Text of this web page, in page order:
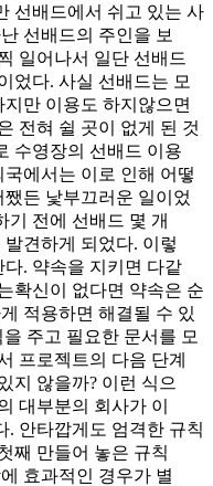
선배드에서 쉬고 있는 사
선배드의 주인을 보
일어나서 일단 선배드
었다. 사실 선배드는 모
만 이용도 하지않으면
전혀 쉴 곳이 없게 된 것
수영장의 선배드 이용
에서는 이로 인해 어떻
든 낯부끄러운 일이었
기 전에 선배드 몇 개
견하게 되었다. 이렇
. 약속을 지키면 다같
확신이 없다면 약속은 순
적용하면 해결될 수 있
주고 필요한 문서를 모
프로젝트의 다음 단계
지 않을까? 이런 식으
대부분의 회사가 이
. 안타깝게도 엄격한 규칙
째 만들어 놓은 규칙
효과적인 경우가 별